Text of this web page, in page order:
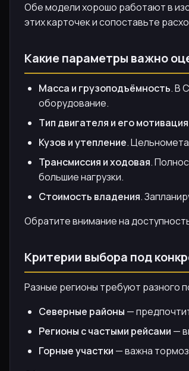
Обе модели хорошо работают в
этих карточек и сопоставьте
Какие параметры важно
Масса и грузоподъёмность. В
оборудование.
Тип двигателя и его мотивация
Кузов и утепление.
Трансмиссия и ходовая.
большие нагрузки.
Стоимость владения.
Обратите внимание на
Критерии выбора под
Разные регионы требуют разного
Северные районы —
Регионы с частыми рейсами —
Горные участки — важна